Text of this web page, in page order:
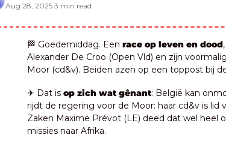
Aug 28, 2025•3 min read
🏁 Goedemiddag. Een race op leven en dood
Alexander De Croo (Open Vld) en zijn
Moor (cd&v). Beiden azen op een toppost bij
✈️ Dat is op zich wat gênant: België kan
rijdt de regering voor de Moor: haar cd&v is lid
Zaken Maxime Prévot (LE) deed dat wel
missies naar Afrika.